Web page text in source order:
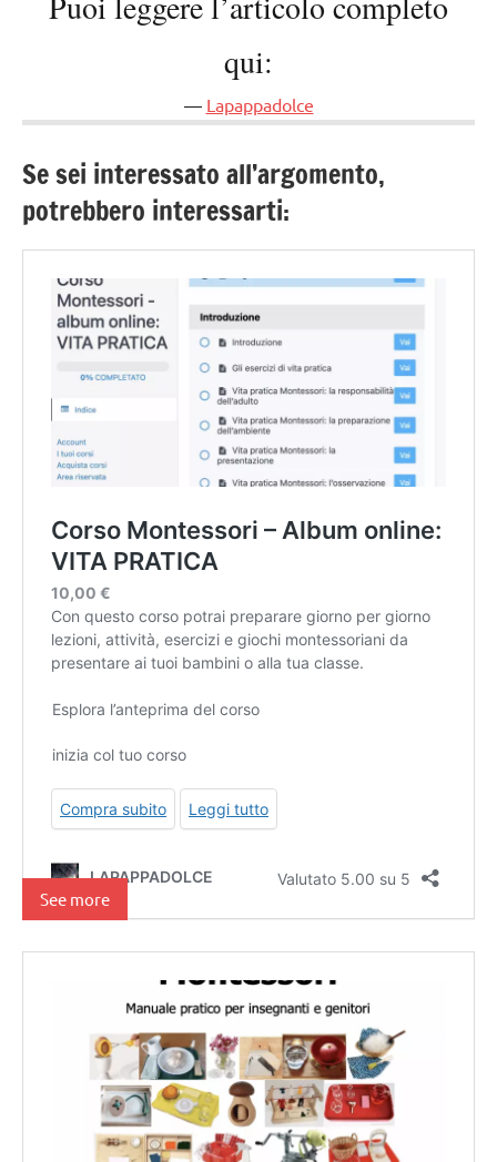
qui:
Lapappadolce
Se sei interessato all’argomento,
potrebbero interessarti:
See more